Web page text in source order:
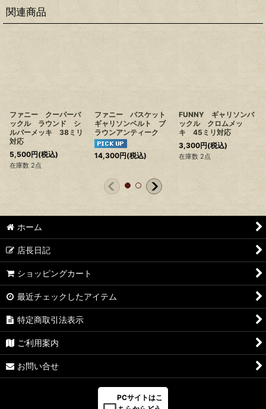
関連商品
ファニー クーパーバ
ックル ラウンド シ
ルバーメッキ 38ミリ
対応
5,500円(税込)
在庫数 2点
ファニー バスケット
ギャリソンベルト ブ
ラウンアンティーク
14,300円(税込)
FUNNY ギャリソンバ
ックル クロムメッ
キ 45ミリ対応
3,300円(税込)
在庫数 2点
ホーム
店長日記
ショッピングカート
最近チェックしたアイテム
特定商取引法表示
ご利用案内
お問い合せ
PCサイトはこ